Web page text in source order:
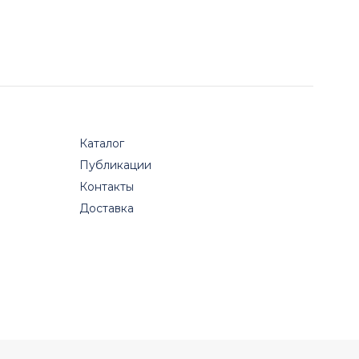
Каталог
Публикации
Контакты
Доставка